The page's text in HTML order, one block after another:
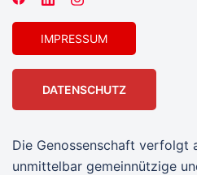
IMPRESSUM
DATENSCHUTZ
Die Genossenschaft verfolgt
unmittelbar gemeinnützige